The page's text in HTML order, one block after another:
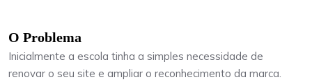
O Problema
Inicialmente a escola tinha a simples necessidade de
renovar o seu site e ampliar o reconhecimento da marca.